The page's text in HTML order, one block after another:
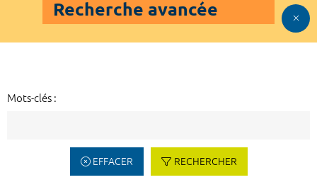
Recherche avancée
Mots-clés :
EFFACER RECHERCHER